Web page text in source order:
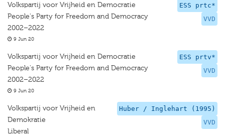
ESS prtc*
VVD
Volkspartij voor Vrijheid en Democratie
People's Party for Freedom and Democracy
2002–2022
9 Jun 20
ESS prtv*
VVD
Volkspartij voor Vrijheid en Democratie
People's Party for Freedom and Democracy
2002–2022
9 Jun 20
Huber / Inglehart (1995)
VVD
Volkspartij voor Vrijheid en
Demokratie
Liberal